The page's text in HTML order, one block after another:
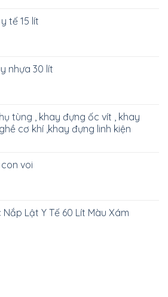
tế 15 lít
nhựa 30 lít
tùng , khay đựng ốc vít , khay
cơ khí ,khay đựng linh kiện
voi
Nắp Lật Y Tế 60 Lít Màu Xám